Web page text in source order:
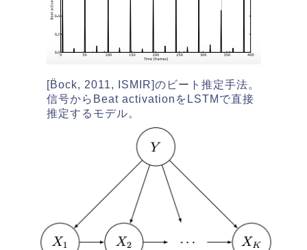
[B̈ock, 2011, ISMIR]のビート推定手法。
信号からBeat activationをLSTMで直接
推定するモデル。